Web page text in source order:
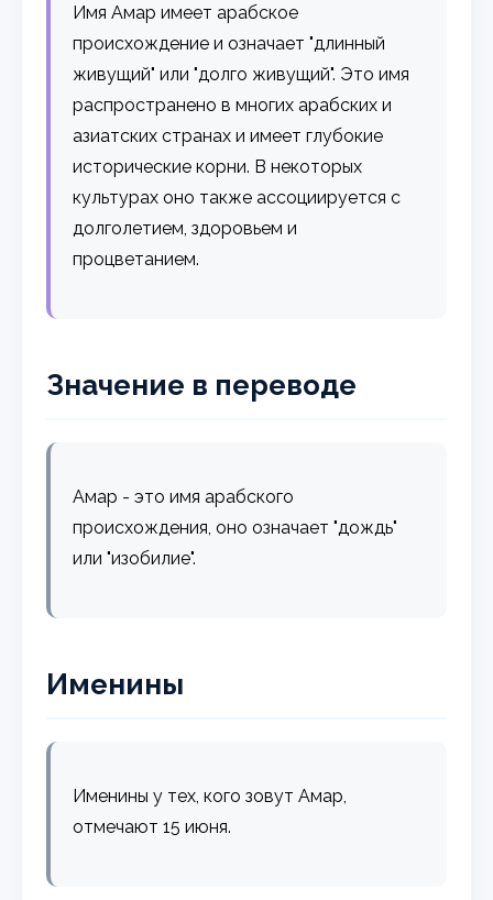
Имя Амар имеет арабское
происхождение и означает "длинный
живущий" или "долго живущий". Это имя
распространено в многих арабских и
азиатских странах и имеет глубокие
исторические корни. В некоторых
культурах оно также ассоциируется с
долголетием, здоровьем и
процветанием.
Значение в переводе
Амар - это имя арабского
происхождения, оно означает "дождь"
или "изобилие".
Именины
Именины у тех, кого зовут Амар,
отмечают 15 июня.